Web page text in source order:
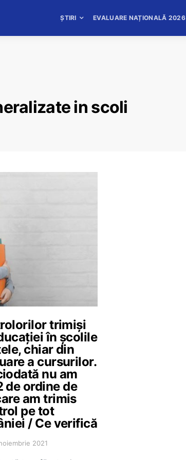
ȘTIRI EVALUARE NAȚIONALĂ 2026
in scoli
trimiși
în școlile
chiar din
a cursurilor.
nu am
de ordine de
am trimis
pe tot
/ Ce verifică
2021